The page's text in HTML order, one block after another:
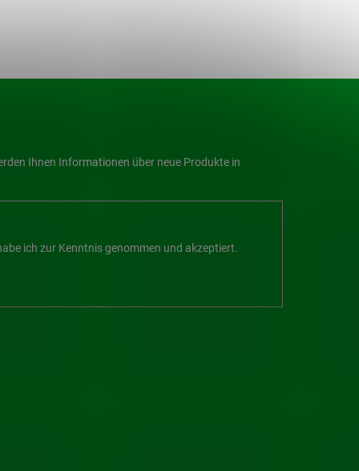
Ihnen Informationen über neue Produkte in
ich zur Kenntnis genommen und akzeptiert.